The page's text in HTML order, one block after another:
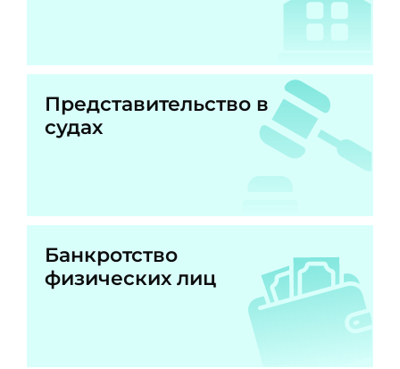
Представительство в
судах
Банкротство
физических лиц